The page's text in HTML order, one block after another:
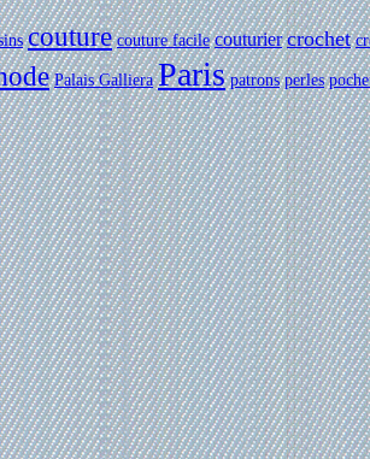
couture couture facile couturier crochet
Palais Galliera Paris patrons perles